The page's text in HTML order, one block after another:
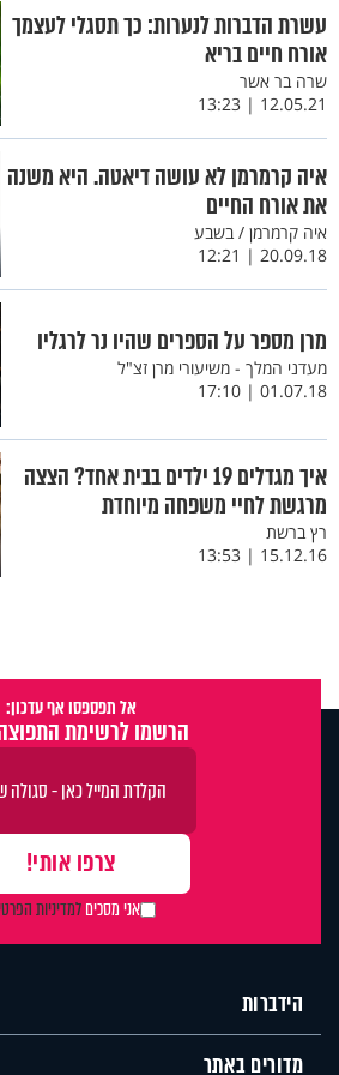
עשרת הדברות לנערות: כך תסגלי לעצמך
אורח חיים בריא
שרה בר אשר
12.05.21 | 13:23
איה קרמרמן לא עושה דיאטה. היא משנה
את אורח החיים
איה קרמרמן / בשבע
20.09.18 | 12:21
מרן מספר על הספרים שהיו נר לרגליו
מעדני המלך - משיעורי מרן זצ"ל
01.07.18 | 17:10
איך מגדלים 19 ילדים בבית אחד? הצצה
מרגשת לחיי משפחה מיוחדת
רץ ברשת
15.12.16 | 13:53
אל תפספסו אף עדכון:
הרשמו לרשימת
אני מסכיםלמדיניות
הידברות
מדורים באתר